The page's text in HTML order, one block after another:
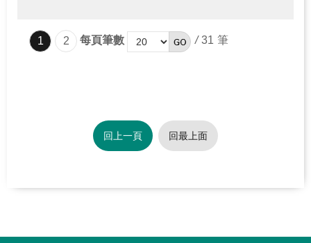
1 2 每頁筆數 / 31
回上一頁 回最上面